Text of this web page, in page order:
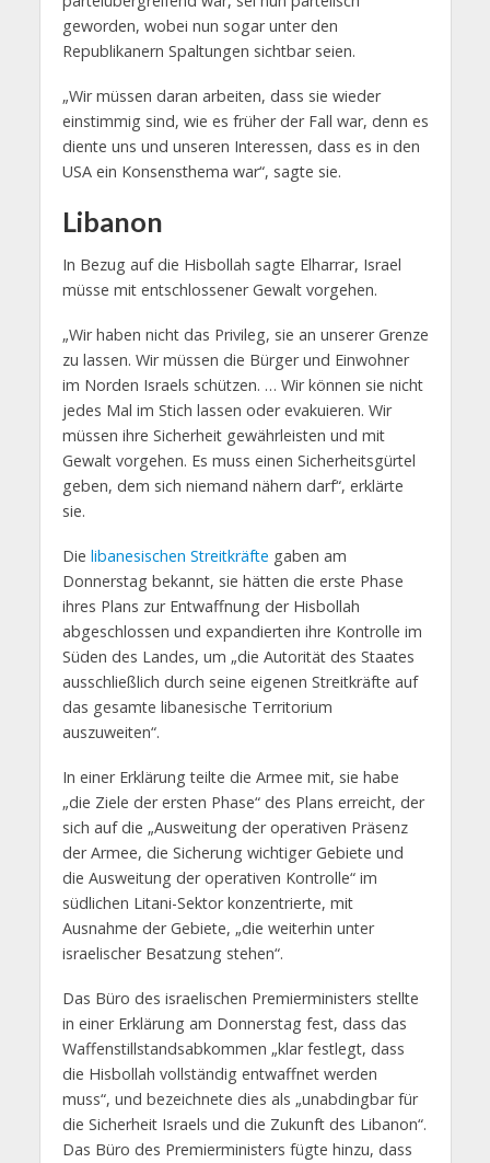
geworden, wobei nun sogar unter den
Republikanern Spaltungen sichtbar seien.
„Wir müssen daran arbeiten, dass sie wieder
einstimmig sind, wie es früher der Fall war, denn es
diente uns und unseren Interessen, dass es in den
USA ein Konsensthema war“, sagte sie.
Libanon
In Bezug auf die Hisbollah sagte Elharrar, Israel
müsse mit entschlossener Gewalt vorgehen.
„Wir haben nicht das Privileg, sie an unserer Grenze
zu lassen. Wir müssen die Bürger und Einwohner
im Norden Israels schützen. … Wir können sie nicht
jedes Mal im Stich lassen oder evakuieren. Wir
müssen ihre Sicherheit gewährleisten und mit
Gewalt vorgehen. Es muss einen Sicherheitsgürtel
geben, dem sich niemand nähern darf“, erklärte
sie.
Die libanesischen Streitkräfte gaben am
Donnerstag bekannt, sie hätten die erste Phase
ihres Plans zur Entwaffnung der Hisbollah
abgeschlossen und expandierten ihre Kontrolle im
Süden des Landes, um „die Autorität des Staates
ausschließlich durch seine eigenen Streitkräfte auf
das gesamte libanesische Territorium
auszuweiten“.
In einer Erklärung teilte die Armee mit, sie habe
„die Ziele der ersten Phase“ des Plans erreicht, der
sich auf die „Ausweitung der operativen Präsenz
der Armee, die Sicherung wichtiger Gebiete und
die Ausweitung der operativen Kontrolle“ im
südlichen Litani-Sektor konzentrierte, mit
Ausnahme der Gebiete, „die weiterhin unter
israelischer Besatzung stehen“.
Das Büro des israelischen Premierministers stellte
in einer Erklärung am Donnerstag fest, dass das
Waffenstillstandsabkommen „klar festlegt, dass
die Hisbollah vollständig entwaffnet werden
muss“, und bezeichnete dies als „unabdingbar für
die Sicherheit Israels und die Zukunft des Libanon“.
Das Büro des Premierministers fügte hinzu, dass